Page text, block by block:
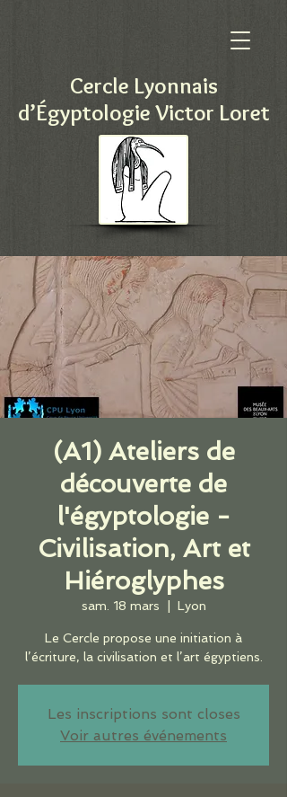
Cercle Lyonnais
d’Égyptologie Victor Loret
(A1) Ateliers de
découverte de
l'égyptologie -
Civilisation, Art et
Hiéroglyphes
sam. 18 mars Lyon
Le Cercle propose une initiation à
l’écriture, la civilisation et l’art égyptiens.
Les inscriptions sont closes
Voir autres événements